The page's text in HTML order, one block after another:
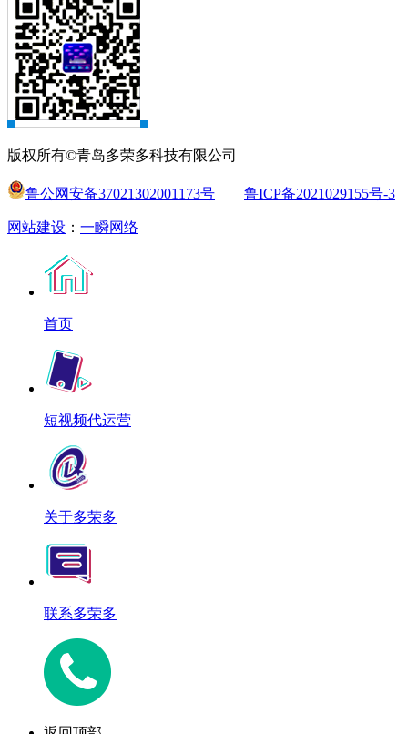
版权所有©青岛多荣多科技有限公司
鲁公网安备37021302001173号 鲁ICP备2021029155号-3
网站建设 ： 一瞬网络
首页
短视频代运营
关于多荣多
联系多荣多